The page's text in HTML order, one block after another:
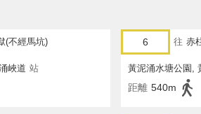
(不經馬坑)
峽道 站
6 往 赤
黃泥涌水塘公園,
距離 540m